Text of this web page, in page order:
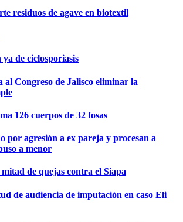
residuos de agave en biotextil
ya de ciclosporiasis
al Congreso de Jalisco eliminar la
126 cuerpos de 32 fosas
por agresión a ex pareja y procesan a
a menor
de quejas contra el Siapa
de audiencia de imputación en caso Eli